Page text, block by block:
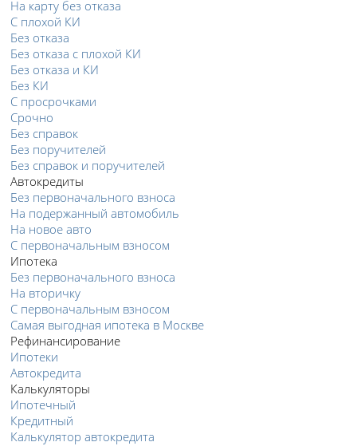
На карту без отказа
С плохой КИ
Без отказа
Без отказа с плохой КИ
Без отказа и КИ
Без КИ
С просрочками
Срочно
Без справок
Без поручителей
Без справок и поручителей
Автокредиты
Без первоначального взноса
На подержанный автомобиль
На новое авто
С первоначальным взносом
Ипотека
Без первоначального взноса
На вторичку
С первоначальным взносом
Самая выгодная ипотека в Москве
Рефинансирование
Ипотеки
Автокредита
Калькуляторы
Ипотечный
Кредитный
Калькулятор автокредита